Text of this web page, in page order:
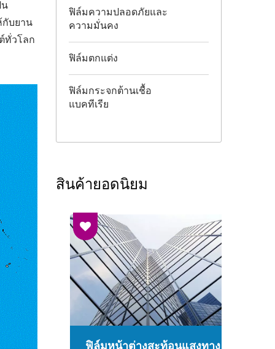
น
กับยาน
ทั่วโลก
ฟิล์มความปลอดภัยและ
ความมั่นคง
ฟิล์มตกแต่ง
ฟิล์มกระจกต้านเชื้อ
แบคทีเรีย
สินค้ายอดนิยม
ฟิล์มหน้าต่างสะท้อนแสงทาง